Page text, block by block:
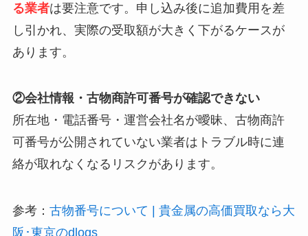
る業者は要注意です。申し込み後に追加費用を差
し引かれ、実際の受取額が大きく下がるケースが
あります。
②会社情報・古物商許可番号が確認できない
所在地・電話番号・運営会社名が曖昧、古物商許
可番号が公開されていない業者はトラブル時に連
絡が取れなくなるリスクがあります。
参考： 古物番号について | 貴金属の高価買取なら大
阪･東京のdlogs